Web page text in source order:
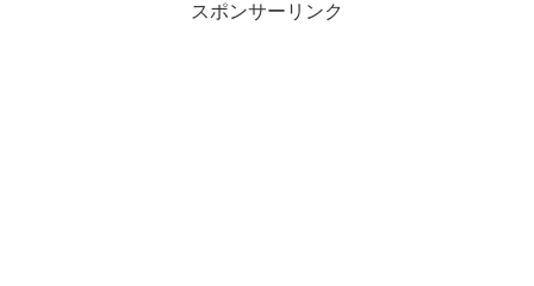
スポンサーリンク